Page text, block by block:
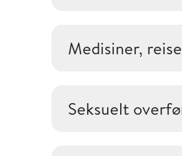
Medisiner,
Seksuelt